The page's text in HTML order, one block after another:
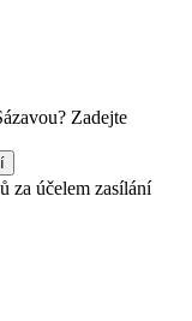
? Zadejte
za účelem zasílání